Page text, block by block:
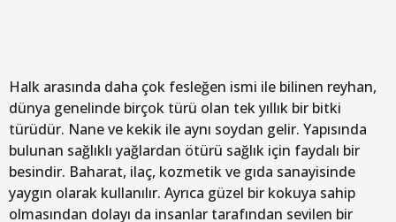
Halk arasında daha çok fesleğen ismi ile bilinen reyhan,
dünya genelinde birçok türü olan tek yıllık bir bitki
türüdür. Nane ve kekik ile aynı soydan gelir. Yapısında
bulunan sağlıklı yağlardan ötürü sağlık için faydalı bir
besindir. Baharat, ilaç, kozmetik ve gıda sanayisinde
yaygın olarak kullanılır. Ayrıca güzel bir kokuya sahip
olmasından dolayı da insanlar tarafından sevilen bir